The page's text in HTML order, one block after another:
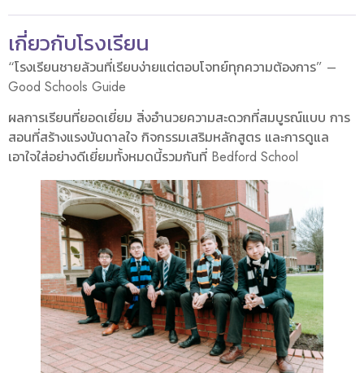
เกี่ยวกับโรงเรียน
“โรงเรียนชายล้วนที่เรียบง่ายแต่ตอบโจทย์ทุกความต้องการ” –
Good Schools Guide
ผลการเรียนที่ยอดเยี่ยม สิ่งอำนวยความสะดวกที่สมบูรณ์แบบ การ
สอนที่สร้างแรงบันดาลใจ กิจกรรมเสริมหลักสูตร และการดูแล
เอาใจใส่อย่างดีเยี่ยมทั้งหมดนี้รวมกันที่ Bedford School